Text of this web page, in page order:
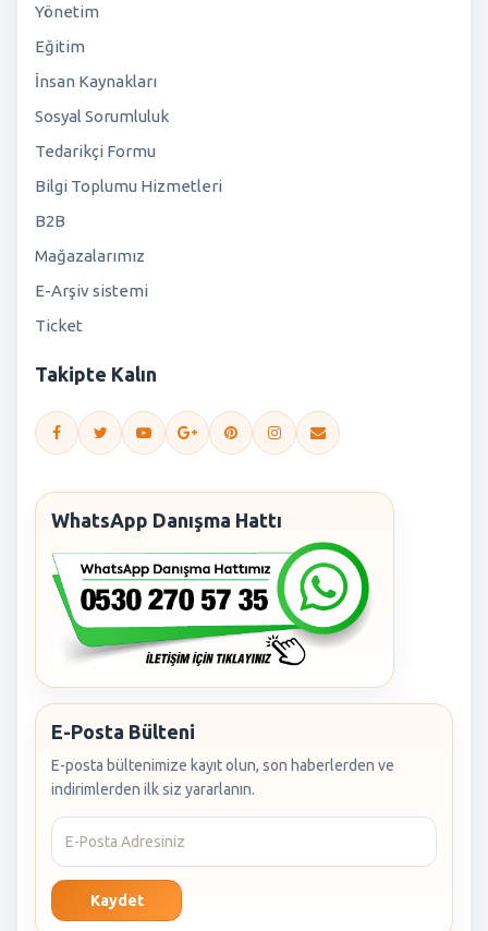
Yönetim
Eğitim
İnsan Kaynakları
Sosyal Sorumluluk
Tedarikçi Formu
Bilgi Toplumu Hizmetleri
B2B
Mağazalarımız
E-Arşiv sistemi
Ticket
Takipte Kalın
WhatsApp Danışma Hattı
E-Posta Bülteni
E-posta bültenimize kayıt olun, son haberlerden ve
indirimlerden ilk siz yararlanın.
Kaydet